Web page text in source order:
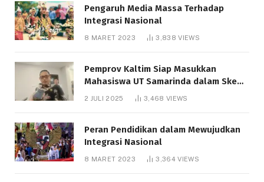
Pengaruh Media Massa Terhadap
Integrasi Nasional
8 MARET 2023 3,838VIEWS
Pemprov Kaltim Siap Masukkan
Mahasiswa UT Samarinda dalam Skema
Bantuan Pendidikan Gratispol
2 JULI 2025 3,468 VIEWS
Peran Pendidikan dalam Mewujudkan
Integrasi Nasional
8 MARET 2023 3,364VIEWS